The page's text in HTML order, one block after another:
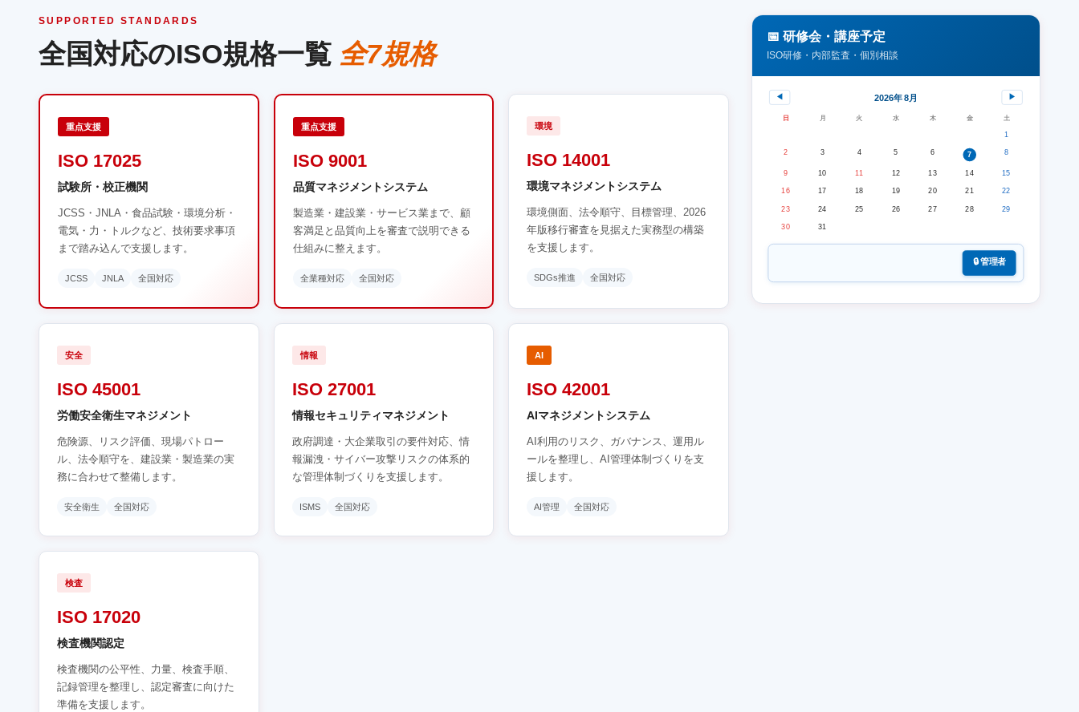
SUPPORTED STANDARDS
全国対応のISO規格一覧 全7規格
重点支援
ISO 17025
試験所・校正機関
JCSS・JNLA・食品試験・環境分析・
電気・力・トルクなど、技術要求事項
まで踏み込んで支援します。
JCSS JNLA 全国対応
重点支援
ISO 9001
品質マネジメントシステム
製造業・建設業・サービス業まで、顧
客満足と品質向上を審査で説明できる
仕組みに整えます。
全業種対応 全国対応
環境
ISO 14001
環境マネジメントシステム
環境側面、法令順守、目標管理、2026
年版移行審査を見据えた実務型の構築
を支援します。
SDGs推進 全国対応
安全
ISO 45001
労働安全衛生マネジメント
危険源、リスク評価、現場パトロー
ル、法令順守を、建設業・製造業の実
務に合わせて整備します。
安全衛生 全国対応
情報
ISO 27001
情報セキュリティマネジメント
政府調達・大企業取引の要件対応、情
報漏洩・サイバー攻撃リスクの体系的
な管理体制づくりを支援します。
ISMS 全国対応
AI
ISO 42001
AIマネジメントシステム
AI利用のリスク、ガバナンス、運用ル
ールを整理し、AI管理体制づくりを支
援します。
AI管理 全国対応
検査
ISO 17020
検査機関認定
検査機関の公平性、力量、検査手順、
記録管理を整理し、認定審査に向けた
準備を支援します。
📅 研修会・講座予定
ISO研修・内部監査・個別相談
◀ 2026年 8月 ▶
日 月 火 水 木 金 土
1
2 3 4 5 6 7 8
9 10 11 12 13 14 15
16 17 18 19 20 21 22
23 24 25 26 27 28 29
30 31
🔒 管理者